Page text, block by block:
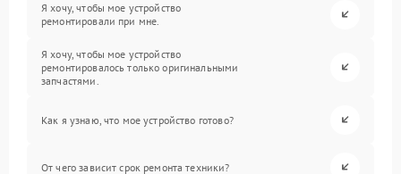
Я хочу, чтобы мое устройство
ремонтировали при мне.
Я хочу, чтобы мое устройство
ремонтировалось только оригинальными
запчастями.
Как я узнаю, что мое устройство готово?
От чего зависит срок ремонта техники?